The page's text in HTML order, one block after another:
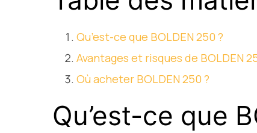
Qu’est-ce que BOLDEN 250 ?
Avantages et risques de BOLDEN
Où acheter BOLDEN 250 ?
Qu’est-ce que